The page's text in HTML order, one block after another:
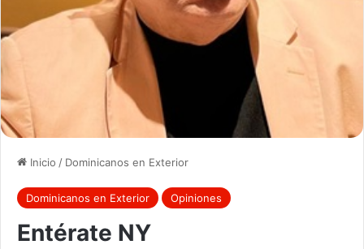
Inicio / Dominicanos en Exterior
Dominicanos en Exterior Opiniones
Entérate NY